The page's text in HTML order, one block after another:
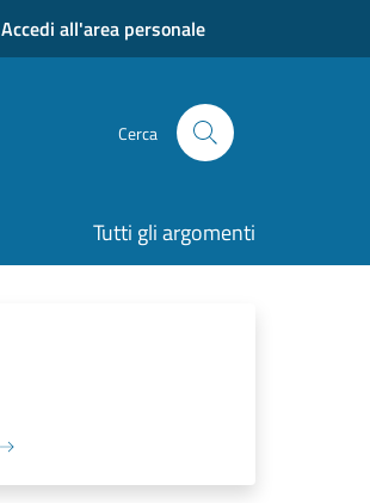
Accedi all'area personale
Cerca
Tutti gli argomenti